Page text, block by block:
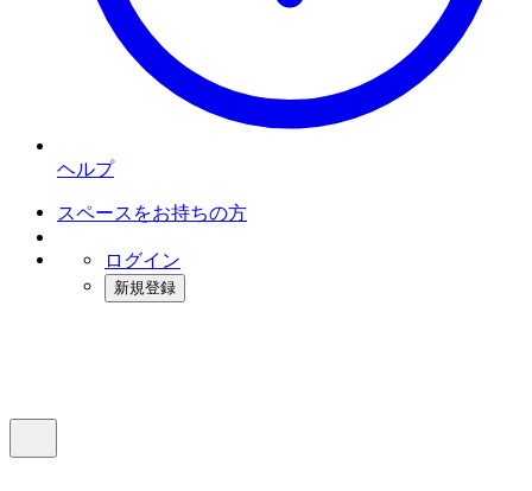
ヘルプ
スペースをお持ちの方
ログイン
新規登録